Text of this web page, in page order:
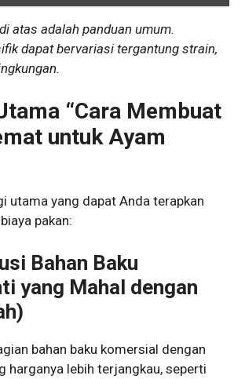
atas adalah panduan umum.
dapat bervariasi tergantung strain,
“Cara Membuat
untuk Ayam
utama yang dapat Anda terapkan
pakan:
Bahan Baku
yang Mahal dengan
bahan baku komersial dengan
harganya lebih terjangkau, seperti